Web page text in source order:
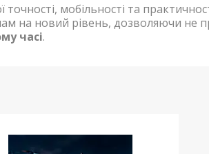
мобільності та
на новий рівень, дозволяючи не
часі.